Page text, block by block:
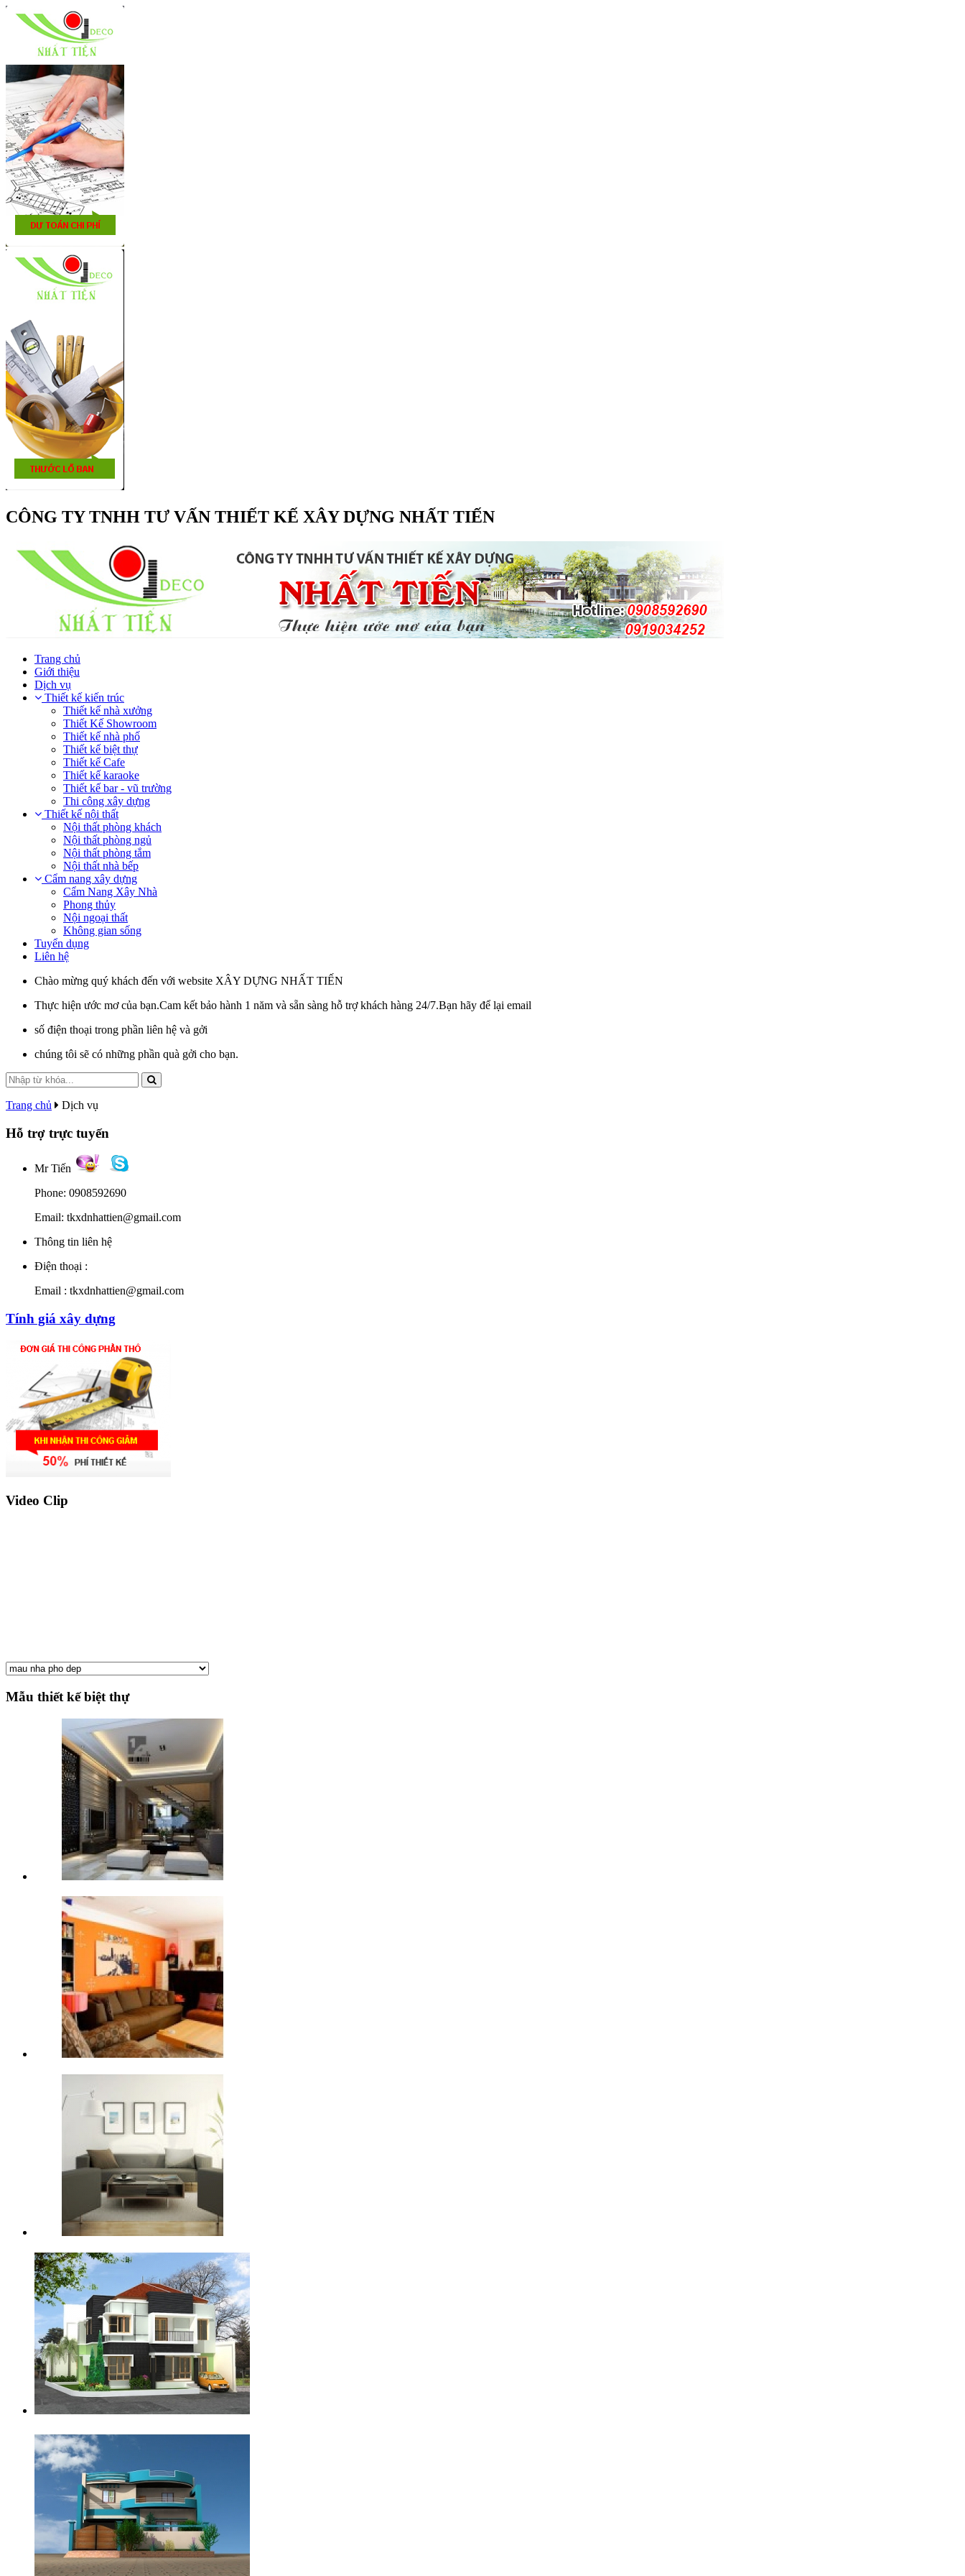
CÔNG TY TNHH TƯ VẤN THIẾT KẾ XÂY DỰNG NHẤT TIẾN
Trang chủ
Giới thiệu
Dịch vụ
Thiết kế kiến trúc
Thiết kế nhà xưởng
Thiết Kế Showroom
Thiết kế nhà phố
Thiết kế biệt thự
Thiết kế Cafe
Thiết kế karaoke
Thiết kế bar - vũ trường
Thi công xây dựng
Thiết kế nội thất
Nội thất phòng khách
Nội thất phòng ngủ
Nội thất phòng tắm
Nội thất nhà bếp
Cẩm nang xây dựng
Cẩm Nang Xây Nhà
Phong thủy
Nội ngoại thất
Không gian sống
Tuyển dụng
Liên hệ
Chào mừng quý khách đến với website XÂY DỰNG NHẤT TIẾN
Thực hiện ước mơ của bạn.Cam kết bảo hành 1 năm và sẵn sàng hỗ trợ khách hàng 24/7.Bạn hãy để lại email
số điện thoại trong phần liên hệ và gởi
chúng tôi sẽ có những phần quà gởi cho bạn.
Trang chủ Dịch vụ
Hỗ trợ trực tuyến
Mr Tiến
Phone: 0908592690
Email: tkxdnhattien@gmail.com
Thông tin liên hệ
Điện thoại :
Email : tkxdnhattien@gmail.com
Tính giá xây dựng
Video Clip
Mẫu thiết kế biệt thự